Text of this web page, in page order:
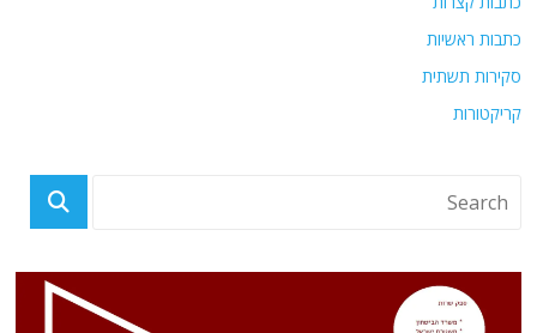
כתבות ראשיות
סקירות תשתית
קריקטורות